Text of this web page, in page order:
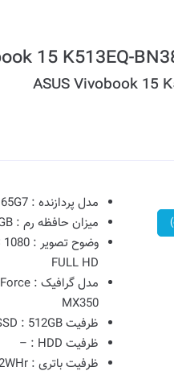
ASUS Vivobook 15
مدل پردازنده :
میزان حافظه رم :
وضوح تصویر :
FULL HD
مدل گرافیک :
MX350
ظرفیت SSD :512GB
ظرفیت HDD :
–
ظرفیت باتری :